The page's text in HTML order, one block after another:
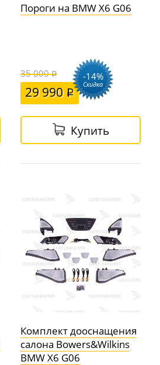
Пороги на BMW X6 G06
35 000
29 990
-14%
Скидка
Купить
Комплект дооснащения
салона Bowers&Wilkins
BMW X6 G06